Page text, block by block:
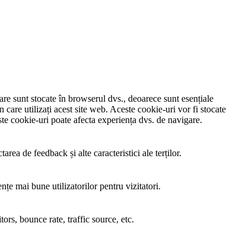
sunt stocate în browserul dvs., deoarece sunt esențiale
care utilizați acest site web. Aceste cookie-uri vor fi stocate
cookie-uri poate afecta experiența dvs. de navigare.
de feedback și alte caracteristici ale terților.
mai bune utilizatorilor pentru vizitatori.
bounce rate, traffic source, etc.